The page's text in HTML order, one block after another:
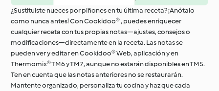
¿Sustituiste nueces por piñones en tu última receta? ¡Anótalo
como nunca antes! Con Cookidoo® , puedes enriquecer
cualquier receta con tus propias notas—ajustes, consejos o
modificaciones—directamente en la receta. Las notas se
pueden ver y editar en Cookidoo® Web, aplicación y en
Thermomix® TM6 y TM7, aunque no estarán disponibles en TM5.
Ten en cuenta que las notas anteriores no se restaurarán.
Mantente organizado, personaliza tu cocina y haz que cada